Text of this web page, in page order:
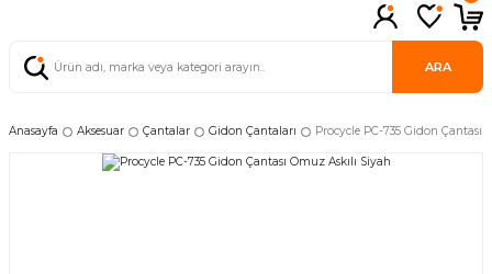
ARA
Anasayfa Aksesuar Çantalar Gidon Çantaları Procycle PC-735 Gidon Çantası